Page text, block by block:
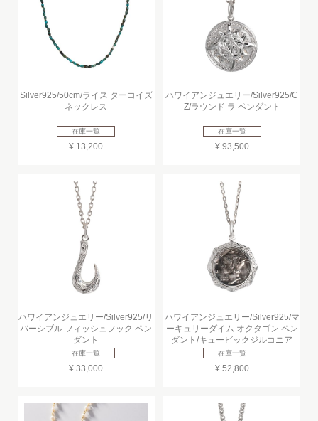
Silver925/50cm/ライス ターコイズ
ネックレス
在庫一覧
¥ 13,200
ハワイアンジュエリー/Silver925/C
Z/ラウンド ラ ペンダント
在庫一覧
¥ 93,500
ハワイアンジュエリー/Silver925/リ
バーシブル フィッシュフック ペン
ダント
在庫一覧
¥ 33,000
ハワイアンジュエリー/Silver925/マ
ーキュリーダイム オクタゴン ペン
ダント/キュービックジルコニア
在庫一覧
¥ 52,800